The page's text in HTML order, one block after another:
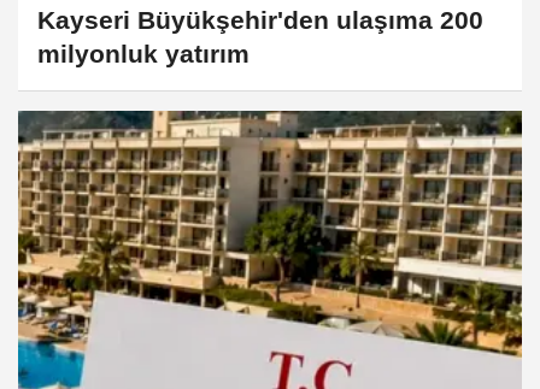
Kayseri Büyükşehir'den ulaşıma 200
milyonluk yatırım